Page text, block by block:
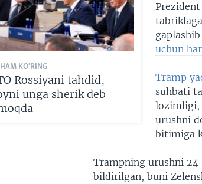
KO'RING
Rossiyani tahdid,
unga sherik deb
uchun
Tramp
suhbati
lozimligi,
urushni
bitimiga
Trampning urushni 24
bildirilgan, buni